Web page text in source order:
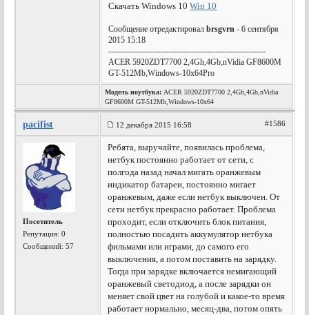
Скачать Windows 10Win 10
Сообщение отредактировалbrsgvrn - 6 сентября
2015 15:18
---------------------------------------------------------
ACER 5920ZDT7700 2,4Gh,4Gb,nVidia GF8600M
GT-512Mb,Windows-10x64Pro
Модель ноутбука: ACER 5920ZDT7700 2,4Gh,4Gb,nVidia
GF8600M GT-512Mb,Windows-10x64
pacifist 12 декабря 2015 16:58 #1586
Посетитель
Репутация:0
Сообщений: 57
Ребята, выручайте, появилась проблема,
нетбук постоянно работает от сети, с
полгода назад начал мигать оранжевым
индикатор батареи, постоянно мигает
оранжевым, даже если нетбук выключен. От
сети нетбук прекрасно работает. Проблема
проходит, если отключить блок питания,
полностью посадить аккумулятор нетбука
фильмами или играми, до самого его
выключения, а потом поставить на зарядку.
Тогда при зарядке включается немигающий
оранжевый светодиод, а после зарядки он
меняет свой цвет на голубой и какое-то время
работает нормально, месяц-два, потом опять